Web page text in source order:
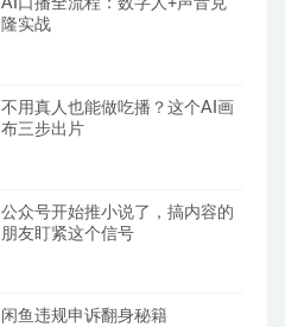
AI口播全流程：数字人+声音克
隆实战
不用真人也能做吃播？这个AI画
布三步出片
公众号开始推小说了，搞内容的
朋友盯紧这个信号
闲鱼违规申诉翻身秘籍